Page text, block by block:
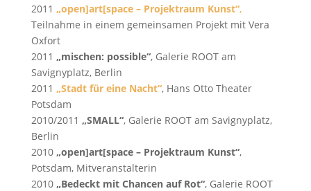
2011 „open]art[space – Projektraum Kunst“,
Teilnahme in einem gemeinsamen Projekt mit Vera
Oxfort
2011 „mischen: possible“, Galerie ROOT am
Savignyplatz, Berlin
2011 „Stadt für eine Nacht“, Hans Otto Theater
Potsdam
2010/2011 „SMALL“, Galerie ROOT am Savignyplatz,
Berlin
2010„open]art[space – Projektraum Kunst“,
Potsdam, Mitveranstalterin
2010„Bedeckt mit Chancen auf Rot“, Galerie ROOT